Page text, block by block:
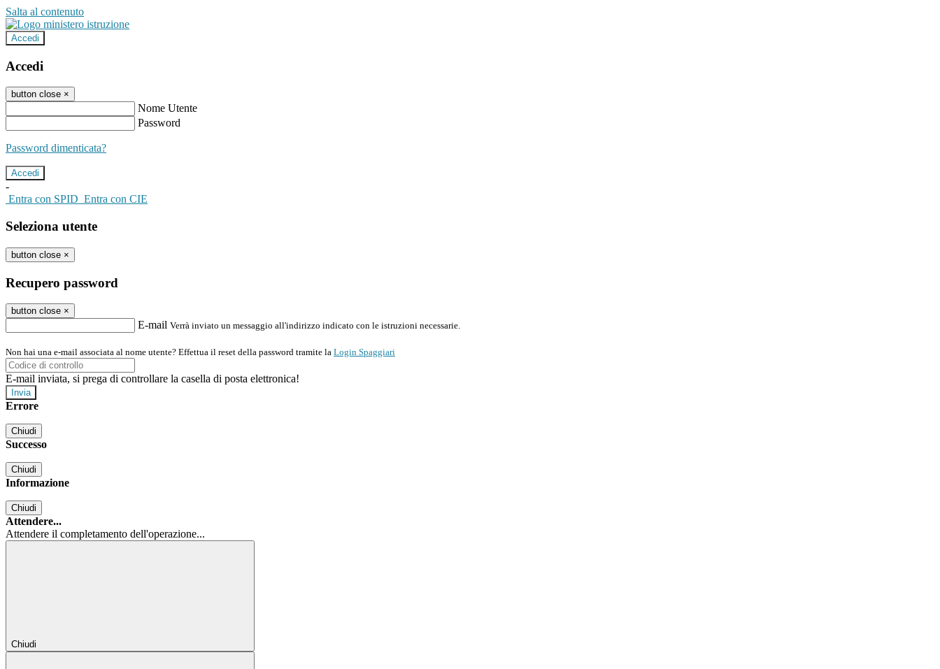
Salta al contenuto
Accedi
Accedi
button close ×
Nome Utente
Password
Password dimenticata?
-
Entra con SPID Entra con CIE
Seleziona utente
button close ×
Recupero password
button close ×
E-mail Verrà inviato un messaggio all'indirizzo indicato con le istruzioni necessarie.
Non hai una e-mail associata al nome utente? Effettua il reset della password tramite la Login Spaggiari
E-mail inviata, si prega di controllare la casella di posta elettronica!
Errore
Chiudi
Successo
Chiudi
Informazione
Chiudi
Attendere...
Attendere il completamento dell'operazione...
Chiudi